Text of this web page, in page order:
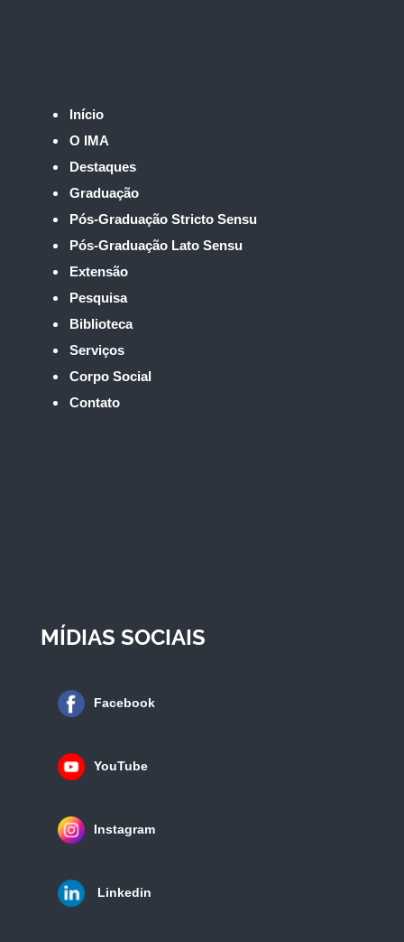
Início
O IMA
Destaques
Graduação
Pós-Graduação Stricto Sensu
Pós-Graduação Lato Sensu
Extensão
Pesquisa
Biblioteca
Serviços
Corpo Social
Contato
MÍDIAS SOCIAIS
Facebook
YouTube
Instagram
Linkedin